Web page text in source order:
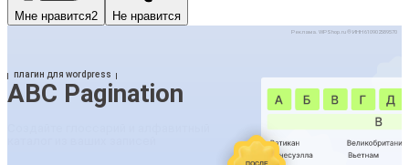
Мне нравится2 Не нравится